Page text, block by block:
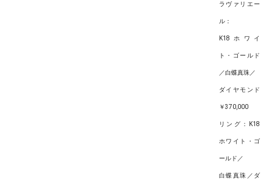
ラヴァリエー
ル：
K18ホワイ
ト・ゴールド
／白蝶真珠／
ダイヤモンド
￥370,000
リング：K18
ホワイト・ゴ
ールド／
白蝶真珠／ダ